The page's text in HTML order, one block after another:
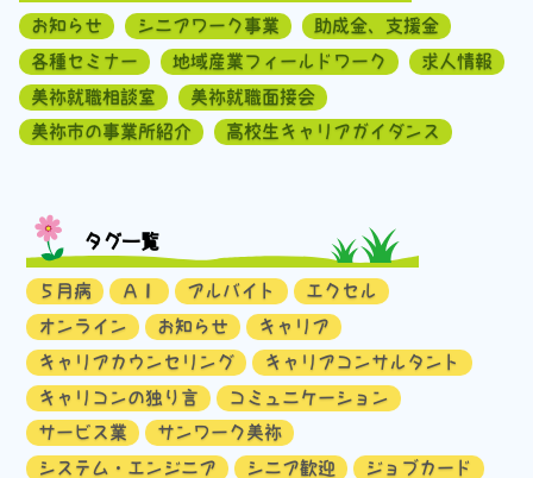
お知らせ シニアワーク事業
助成金、支援金
各種セミナー
地域産業フィールドワーク
求人情報
美祢就職相談室
美祢就職面接会
美祢市の事業所紹介
高校生キャリアガイダンス
タグ一覧
５月病 ＡＩ アルバイト
エクセル
オンライン
お知らせ
キャリア
キャリアカウンセリング
キャリアコンサルタント
キャリコンの独り言
コミュニケーション
サービス業
サンワーク美祢
システム・エンジニア
シニア歓迎
ジョブカード